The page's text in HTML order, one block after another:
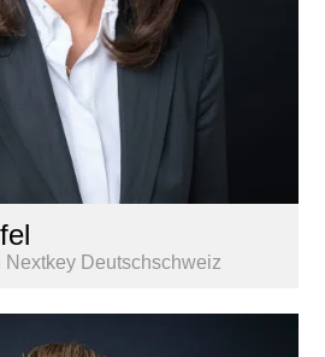
Nextkey Deutschschweiz